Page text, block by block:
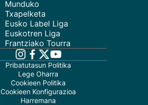
Munduko
Txapelketa
Eusko Label Liga
Euskotren Liga
Frantziako Tourra
Pribatutasun Politika
Lege Oharra
Cookieen Politika
Cookieen Konfigurazioa
Harremana